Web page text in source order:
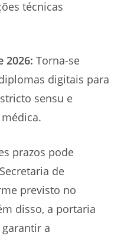
técnicas
2026: Torna-se
digitais para
sensu e
prazos pode
de
previsto no
disso, a portaria
a